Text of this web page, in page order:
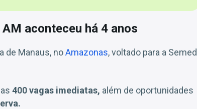
aconteceu há 4 anos
de Manaus, noAmazonas, voltado para a Semed
400 vagas imediatas, além de oportunidades